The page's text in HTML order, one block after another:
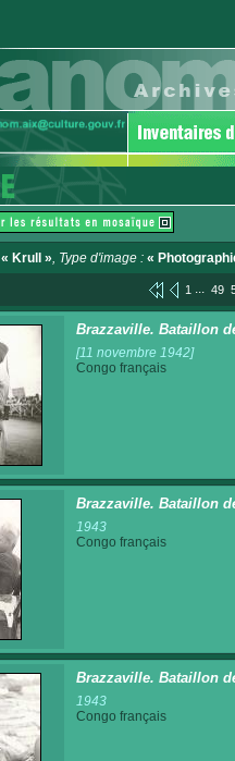
« Krull », Type d'image : «
1 ... 49
Brazzaville. Bataillon
[11 novembre 1942]
Congo français
Brazzaville. Bataillon
1943
Congo français
Brazzaville. Bataillon
1943
Congo français